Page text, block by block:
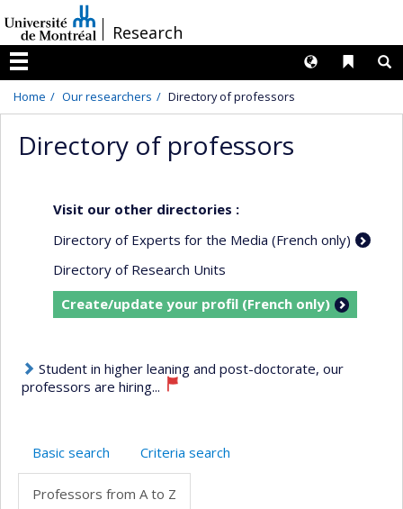
au
contenu
/Research
Menu
Liens
Langues
Home Our researchers Directory of professors
Directory of professors
Visit our other directories :
Directory of Experts for the Media (French only)
Directory of Research Units
Create/update your profil (French only)
Student in higher leaning and post-doctorate, our
professors are hiring...
Basic search Criteria search
Professors from A to Z